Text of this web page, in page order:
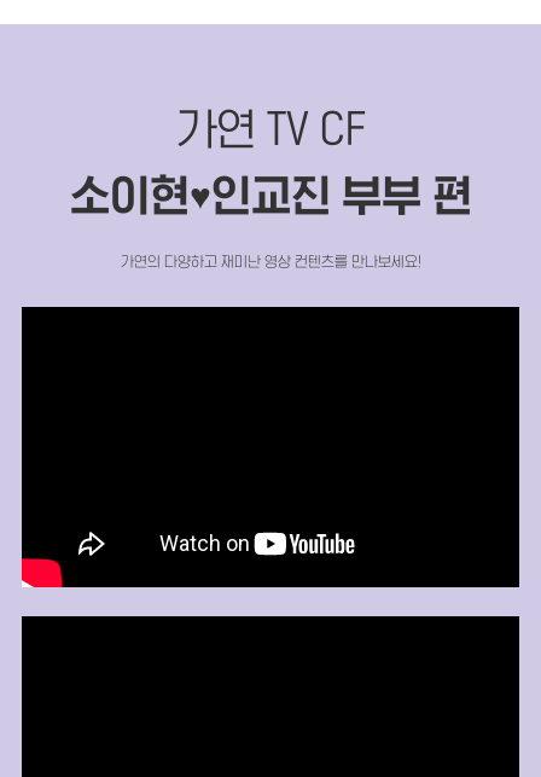
가연 TV CF
소이현♥인교진 부부 편
가연의 다양하고 재미난 영상 컨텐츠를 만나보세요!